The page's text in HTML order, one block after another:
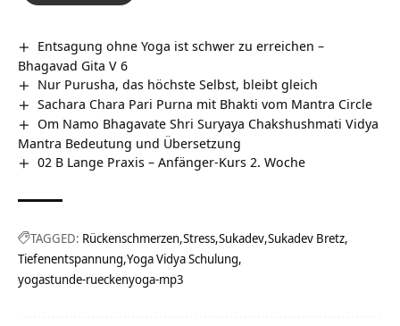
Entsagung ohne Yoga ist schwer zu erreichen –
Bhagavad Gita V 6
Nur Purusha, das höchste Selbst, bleibt gleich
Sachara Chara Pari Purna mit Bhakti vom Mantra Circle
Om Namo Bhagavate Shri Suryaya Chakshushmati Vidya
Mantra Bedeutung und Übersetzung
02 B Lange Praxis – Anfänger-Kurs 2. Woche
TAGGED: Rückenschmerzen Stress Sukadev Sukadev Bretz
Tiefenentspannung Yoga Vidya Schulung
yogastunde-rueckenyoga-mp3